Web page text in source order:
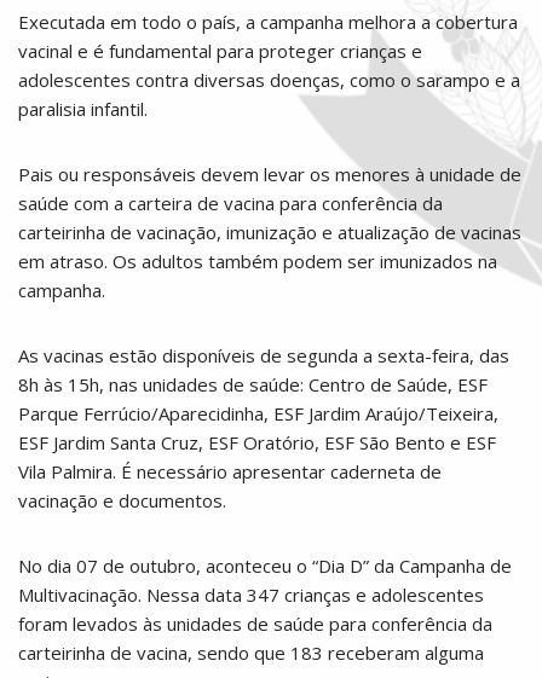
Executada em todo o país, a campanha melhora a cobertura
vacinal e é fundamental para proteger crianças e
adolescentes contra diversas doenças, como o sarampo e a
paralisia infantil.
Pais ou responsáveis devem levar os menores à unidade de
saúde com a carteira de vacina para conferência da
carteirinha de vacinação, imunização e atualização de vacinas
em atraso. Os adultos também podem ser imunizados na
campanha.
As vacinas estão disponíveis de segunda a sexta-feira, das
8h às 15h, nas unidades de saúde: Centro de Saúde, ESF
Parque Ferrúcio/Aparecidinha, ESF Jardim Araújo/Teixeira,
ESF Jardim Santa Cruz, ESF Oratório, ESF São Bento e ESF
Vila Palmira. É necessário apresentar caderneta de
vacinação e documentos.
No dia 07 de outubro, aconteceu o “Dia D” da Campanha de
Multivacinação. Nessa data 347 crianças e adolescentes
foram levados às unidades de saúde para conferência da
carteirinha de vacina, sendo que 183 receberam alguma